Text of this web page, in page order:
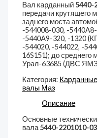
Вал карданный 5440-
передачи крутящего
заднего моста
-544008-030, -
-5440А9-320, -1320
-544020, -544022, -
16S151); до среднего
Урал-63685 (ДВС
Категория:
валы Маз
Описание
Основные
вала 5440-2201010-03